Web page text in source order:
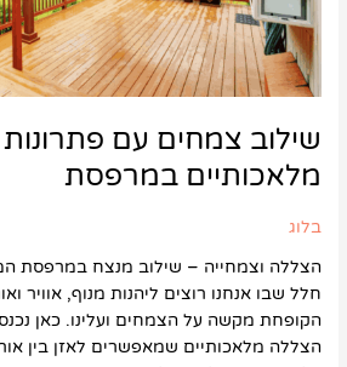
שילוב צמחים עם
מלאכותיים במרפסת
בלוג
הצללה וצמחייה – שילוב מנצח במרפסת
חלל שבו אנחנו רוצים ליהנות מנוף, אוויר
הקופחת מקשה על הצמחים ועלינו. כאן
הצללה מלאכותיים שמאפשרים לאזן בין